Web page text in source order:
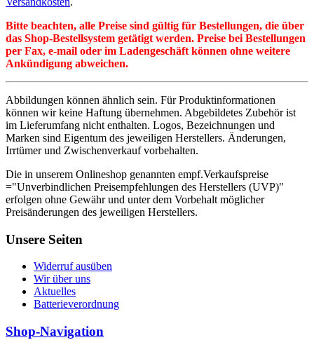
Bitte beachten, alle Preise sind gültig für Bestellungen, die über
das Shop-Bestellsystem getätigt werden. Preise bei Bestellungen
per Fax, e-mail oder im Ladengeschäft können ohne weitere
Ankündigung abweichen.
Abbildungen können ähnlich sein. Für Produktinformationen
können wir keine Haftung übernehmen. Abgebildetes Zubehör ist
im Lieferumfang nicht enthalten. Logos, Bezeichnungen und
Marken sind Eigentum des jeweiligen Herstellers. Änderungen,
Irrtümer und Zwischenverkauf vorbehalten.
Die in unserem Onlineshop genannten empf.Verkaufspreise
="Unverbindlichen Preisempfehlungen des Herstellers (UVP)"
erfolgen ohne Gewähr und unter dem Vorbehalt möglicher
Preisänderungen des jeweiligen Herstellers.
Unsere Seiten
Widerruf ausüben
Wir über uns
Aktuelles
Batterieverordnung
Shop-Navigation